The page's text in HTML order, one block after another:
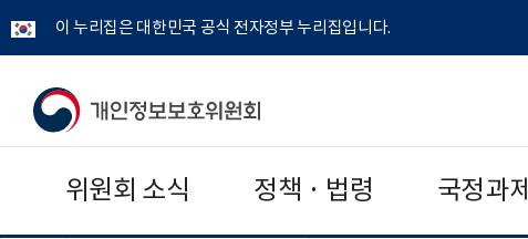
이 누리집은 대한민국 공식 전자정부 누리집입니다.
개
위원회 소식 정책 · 법령 국정과제